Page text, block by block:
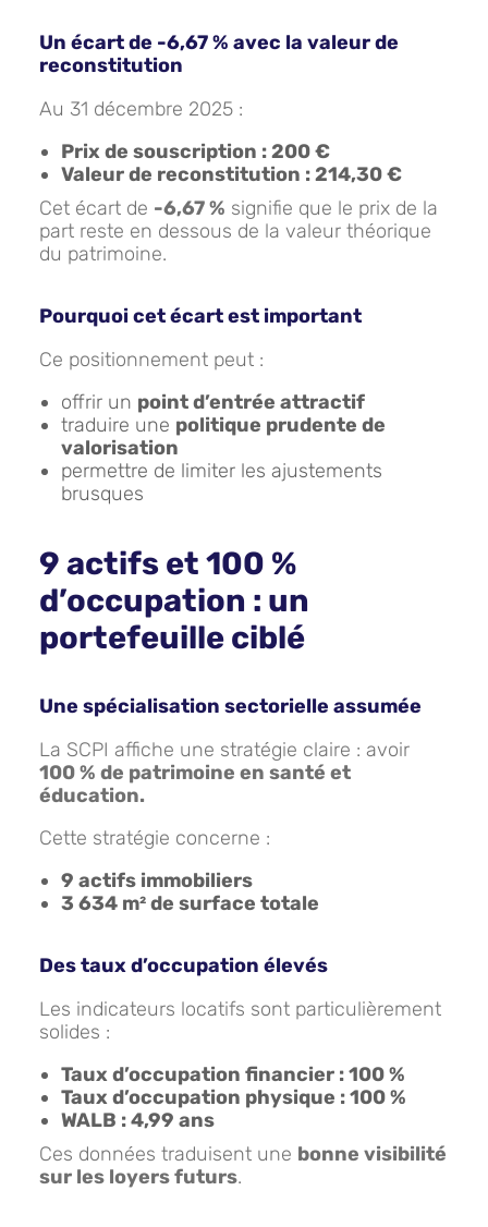
Un écart de -6,67 % avec la valeur de
reconstitution
Au 31 décembre 2025 :
Prix de souscription : 200 €
Valeur de reconstitution : 214,30 €
Cet écart de -6,67 % signifie que le prix de la
part reste en dessous de la valeur théorique
du patrimoine.
Pourquoi cet écart est important
Ce positionnement peut :
offrir un point d’entrée attractif
traduire une politique prudente de
valorisation
permettre de limiter les ajustements
brusques
9 actifs et 100 %
d’occupation : un
portefeuille ciblé
Une spécialisation sectorielle assumée
La SCPI affiche une stratégie claire : avoir
100 % de patrimoine en santé et
éducation.
Cette stratégie concerne :
9 actifs immobiliers
3 634 m² de surface totale
Des taux d’occupation élevés
Les indicateurs locatifs sont particulièrement
solides :
Taux d’occupation financier : 100 %
Taux d’occupation physique : 100 %
WALB : 4,99 ans
Ces données traduisent une bonne visibilité
sur les loyers futurs.